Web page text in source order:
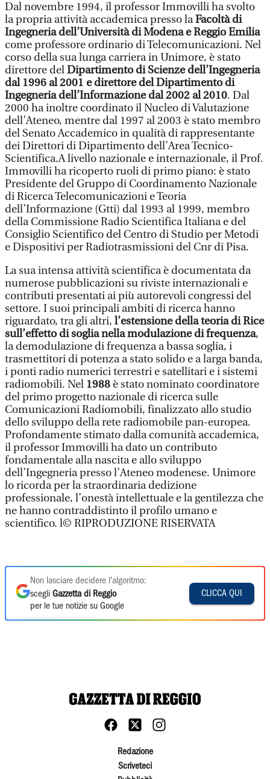
Dal novembre 1994, il professor Immovilli ha svolto
la propria attività accademica presso laFacoltà di
Ingegneria dell’Università di Modena e Reggio Emilia
come professore ordinario di Telecomunicazioni. Nel
corso della sua lunga carriera in Unimore, è stato
direttore delDipartimento di Scienze dell’Ingegneria
dal 1996 al 2001 e direttore del Dipartimento di
Ingegneria dell’Informazione dal 2002 al 2010. Dal
2000 ha inoltre coordinato il Nucleo di Valutazione
dell’Ateneo, mentre dal 1997 al 2003 è stato membro
del Senato Accademico in qualità di rappresentante
dei Direttori di Dipartimento dell’Area Tecnico-
Scientifica.A livello nazionale e internazionale, il Prof.
Immovilli ha ricoperto ruoli di primo piano: è stato
Presidente del Gruppo di Coordinamento Nazionale
di Ricerca Telecomunicazioni e Teoria
dell’Informazione (Gtti) dal 1993 al 1999, membro
della Commissione Radio Scientifica Italiana e del
Consiglio Scientifico del Centro di Studio per Metodi
e Dispositivi per Radiotrasmissioni del Cnr di Pisa.
La sua intensa attività scientifica è documentata da
numerose pubblicazioni su riviste internazionali e
contributi presentati ai più autorevoli congressi del
settore. I suoi principali ambiti di ricerca hanno
riguardato, tra gli altri, l’estensione della teoria di Rice
sull’effetto di soglia nella modulazione di frequenza,
la demodulazione di frequenza a bassa soglia, i
trasmettitori di potenza a stato solido e a larga banda,
i ponti radio numerici terrestri e satellitari e i sistemi
radiomobili. Nel 1988 è stato nominato coordinatore
del primo progetto nazionale di ricerca sulle
Comunicazioni Radiomobili, finalizzato allo studio
dello sviluppo della rete radiomobile pan-europea.
Profondamente stimato dalla comunità accademica,
il professor Immovilli ha dato un contributo
fondamentale alla nascita e allo sviluppo
dell’Ingegneria presso l’Ateneo modenese. Unimore
lo ricorda per la straordinaria dedizione
professionale, l’onestà intellettuale e la gentilezza che
ne hanno contraddistinto il profilo umano e
scientifico. l© RIPRODUZIONE RISERVATA
Non lasciare decidere l'algoritmo:
scegli Gazzetta di Reggio
per le tue notizie su Google
CLICCA QUI
Redazione
Scriveteci